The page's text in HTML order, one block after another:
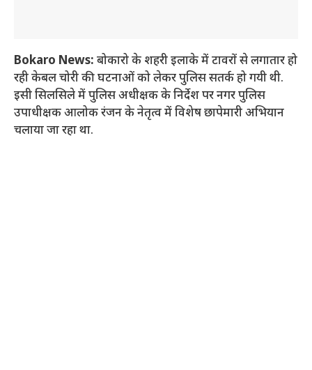
Bokaro News: बोकारो के शहरी इलाके में टावरों से लगातार हो
रही केबल चोरी की घटनाओं को लेकर पुलिस सतर्क हो गयी थी.
इसी सिलसिले में पुलिस अधीक्षक के निर्देश पर नगर पुलिस
उपाधीक्षक आलोक रंजन के नेतृत्व में विशेष छापेमारी अभियान
चलाया जा रहा था.